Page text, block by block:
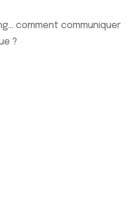
comment communiquer
?